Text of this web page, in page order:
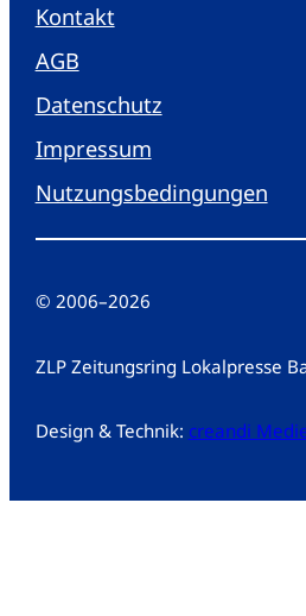
Kontakt
AGB
Datenschutz
Impressum
Nutzungsbedingungen
© 2006–2026
ZLP Zeitungsring Lokalpresse
Design & Technik: creandi